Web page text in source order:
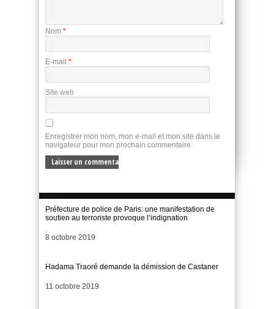
Nom *
E-mail *
Site web
Enregistrer mon nom, mon e-mail et mon site dans le
navigateur pour mon prochain commentaire.
Préfecture de police de Paris: une manifestation de
soutien au terroriste provoque l’indignation
Date
8 octobre 2019
Hadama Traoré demande la démission de Castaner
Date
11 octobre 2019